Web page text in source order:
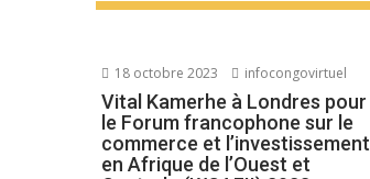
18 octobre 2023 infocongovirtuel
Vital Kamerhe à Londres pour
le Forum francophone sur le
commerce et l’investissement
en Afrique de l’Ouest et